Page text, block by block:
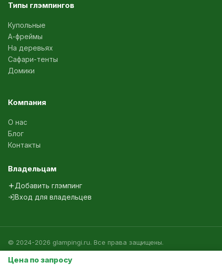
Цена по запросу
Типы глэмпингов
Купольные
А-фреймы
На деревьях
Сафари-тенты
Домики
Компания
О нас
Блог
Контакты
Владельцам
Добавить глэмпинг
Вход для владельцев
© 2024-2026 glampingi.ru. Все права защищены.
Политика конфиденциальностиАгрегатор глэмпингов России